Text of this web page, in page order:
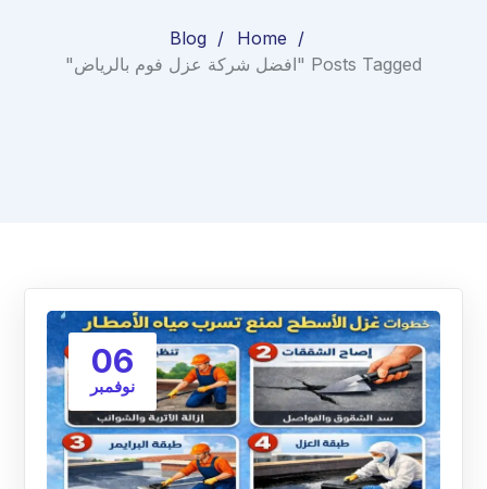
Home
Blog
Posts Tagged "افضل شركة عزل فوم بالرياض"
06
نوفمبر